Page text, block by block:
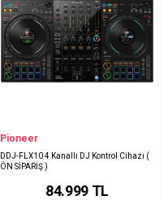
Pioneer
DDJ-FLX10 4 Kanallı DJ Kontrol Cihazı (
ÖN SİPARİŞ )
84.999TL